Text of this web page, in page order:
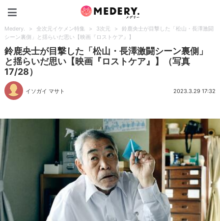
Medery. > 全次元イケメン特集 > 3次元 >
鈴鹿央士が目撃した「松山・長澤激闘
シーン裏側」と揺らいだ思い【映画『ロストケア』】
鈴鹿央士が目撃した「松山・長澤激闘シーン裏側」
と揺らいだ思い【映画『ロストケア』】（写真
17/28）
イソガイ マサト 2023.3.29 17:32